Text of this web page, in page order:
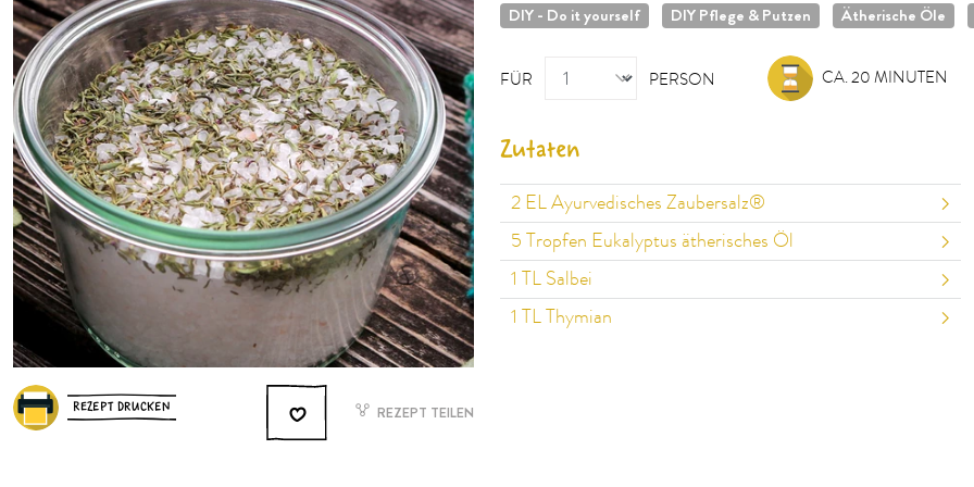
REZEPT DRUCKEN REZEPT TEILEN
DIY - Do it yourself DIY Pflege & Putzen Ätherische Öle
FÜR
PERSON
PERSON CA. 20 MINUTEN
Zutaten
2EL Ayurvedisches Zaubersalz®
5 Tropfen Eukalyptus ätherisches Öl
1 TL Salbei
1 TL Thymian